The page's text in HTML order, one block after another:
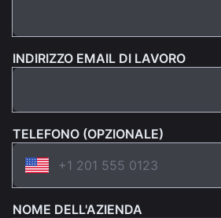
INDIRIZZO EMAIL DI LAVORO
TELEFONO (OPZIONALE)
NOME DELL'AZIENDA